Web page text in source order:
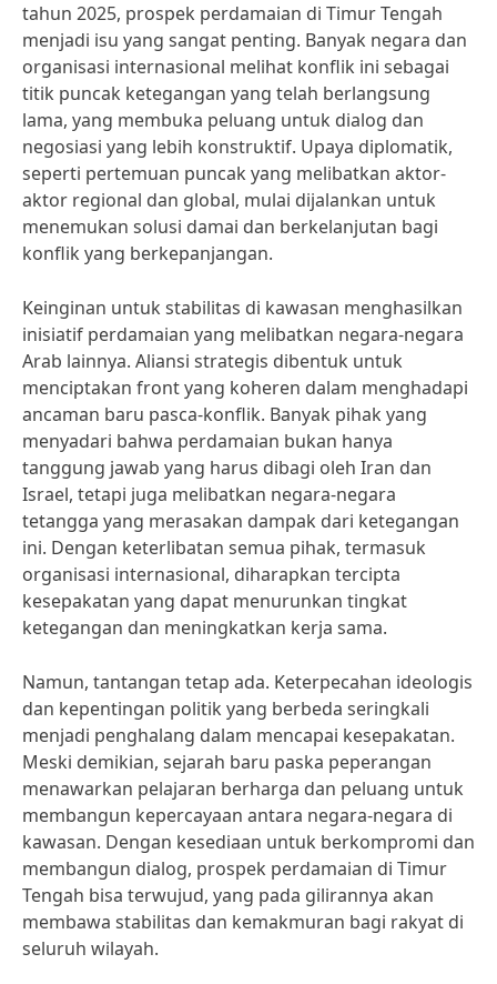
tahun 2025, prospek perdamaian di Timur Tengah
menjadi isu yang sangat penting. Banyak negara dan
organisasi internasional melihat konflik ini sebagai
titik puncak ketegangan yang telah berlangsung
lama, yang membuka peluang untuk dialog dan
negosiasi yang lebih konstruktif. Upaya diplomatik,
seperti pertemuan puncak yang melibatkan aktor-
aktor regional dan global, mulai dijalankan untuk
menemukan solusi damai dan berkelanjutan bagi
konflik yang berkepanjangan.
Keinginan untuk stabilitas di kawasan menghasilkan
inisiatif perdamaian yang melibatkan negara-negara
Arab lainnya. Aliansi strategis dibentuk untuk
menciptakan front yang koheren dalam menghadapi
ancaman baru pasca-konflik. Banyak pihak yang
menyadari bahwa perdamaian bukan hanya
tanggung jawab yang harus dibagi oleh Iran dan
Israel, tetapi juga melibatkan negara-negara
tetangga yang merasakan dampak dari ketegangan
ini. Dengan keterlibatan semua pihak, termasuk
organisasi internasional, diharapkan tercipta
kesepakatan yang dapat menurunkan tingkat
ketegangan dan meningkatkan kerja sama.
Namun, tantangan tetap ada. Keterpecahan ideologis
dan kepentingan politik yang berbeda seringkali
menjadi penghalang dalam mencapai kesepakatan.
Meski demikian, sejarah baru paska peperangan
menawarkan pelajaran berharga dan peluang untuk
membangun kepercayaan antara negara-negara di
kawasan. Dengan kesediaan untuk berkompromi dan
membangun dialog, prospek perdamaian di Timur
Tengah bisa terwujud, yang pada gilirannya akan
membawa stabilitas dan kemakmuran bagi rakyat di
seluruh wilayah.